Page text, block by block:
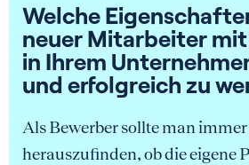
Welche
neuer Mitarbeiter
in Ihrem
und erfolgreich zu
Als Bewerber sollte man
herauszufinden, ob die eigene